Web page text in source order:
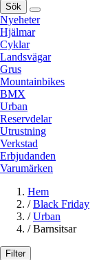
Sök
Nyeheter
Hjälmar
Cyklar
Landsvägar
Grus
Mountainbikes
BMX
Urban
Reservdelar
Utrustning
Verkstad
Erbjudanden
Varumärken
Hem
/ Black Friday
/ Urban
/ Barnsitsar
Filter